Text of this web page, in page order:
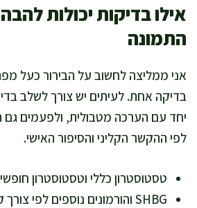
אילו בדיקות יכולות
התמונה
אני ממליצה לחשוב על הבירור כעל
בדיקה אחת. לעיתים יש צורך לשלב
יחד עם הערכה מטבולית, ולפעמים
לפי ההקשר הקליני והסיפור האישי.
טסטוסטרון כללי וטסטוסטרון
SHBG והורמונים נוספים לפי צורך קליני